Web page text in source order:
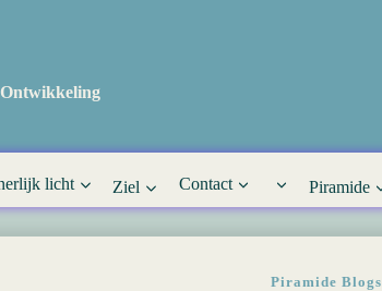
licht Ziel Contact Piramide
Piramide Blogs